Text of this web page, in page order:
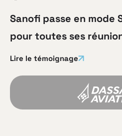
Sanofi passe en mode
pour toutes ses
Lire le témoignage